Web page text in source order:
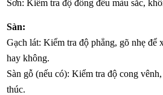
Sơn: Kiểm tra độ đồng đều màu sắc,
Sàn:
Gạch lát: Kiểm tra độ phẳng, gõ nhẹ để
hay không.
Sàn gỗ (nếu có): Kiểm tra độ cong
thúc.